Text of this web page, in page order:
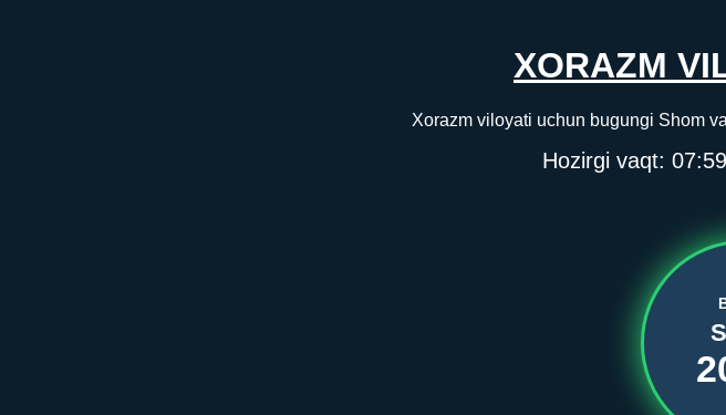
XORAZM
Xorazm viloyati uchun bugungi Shom
Hozirgi vaqt: